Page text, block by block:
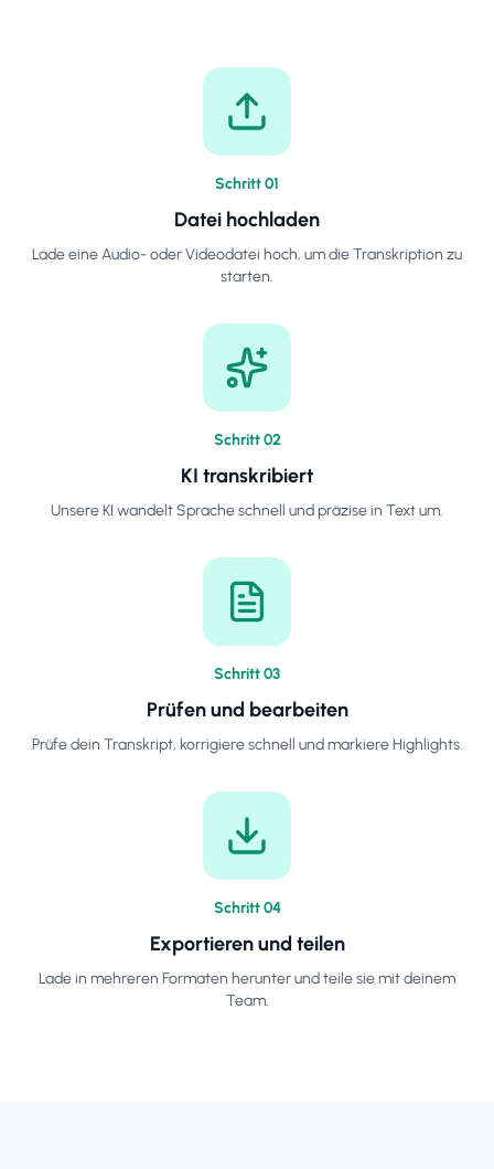
Schritt01
Datei hochladen
Lade eine Audio- oder Videodatei hoch, um die Transkription zu
starten.
Schritt02
KI transkribiert
Unsere KI wandelt Sprache schnell und präzise in Text um.
Schritt03
Prüfen und bearbeiten
Prüfe dein Transkript, korrigiere schnell und markiere Highlights.
Schritt04
Exportieren und teilen
Lade in mehreren Formaten herunter und teile sie mit deinem
Team.